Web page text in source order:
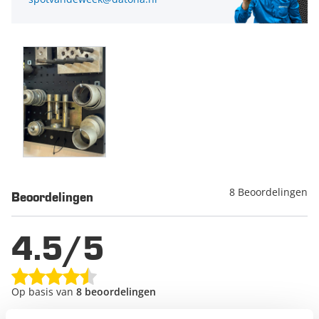
Beoordelingen 8 Beoordelingen
4.5/5
Op basis van 8 beoordelingen